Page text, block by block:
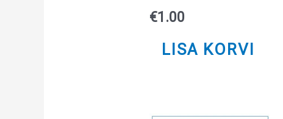
€1.00
LISA KORVI